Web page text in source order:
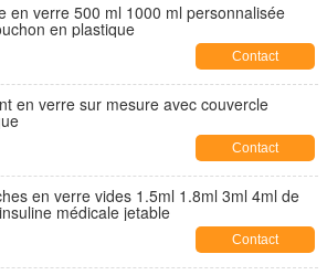
en verre 500 ml 1000 ml personnalisée
en plastique
Contact
en verre sur mesure avec couvercle
Contact
en verre vides 1.5ml 1.8ml 3ml 4ml de
médicale jetable
Contact